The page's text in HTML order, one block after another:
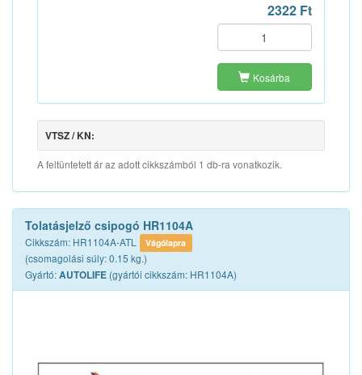
2322 Ft
Kosárba
VTSZ / KN:
A feltüntetett ár az adott cikkszámból 1 db-ra vonatkozik.
Tolatásjelző csipogó HR1104A
Cikkszám: HR1104A-ATL Vágólapra
(csomagolási súly: 0.15 kg.)
Gyártó:AUTOLIFE (gyártói cikkszám: HR1104A)